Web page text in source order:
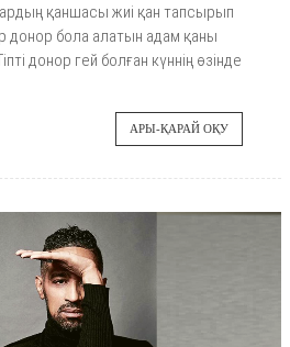
қаншасы жиі қан тапсырып
донор бола алатын адам қаны
донор гей болған күннің өзінде
АРЫ-ҚАРАЙ ОҚУ